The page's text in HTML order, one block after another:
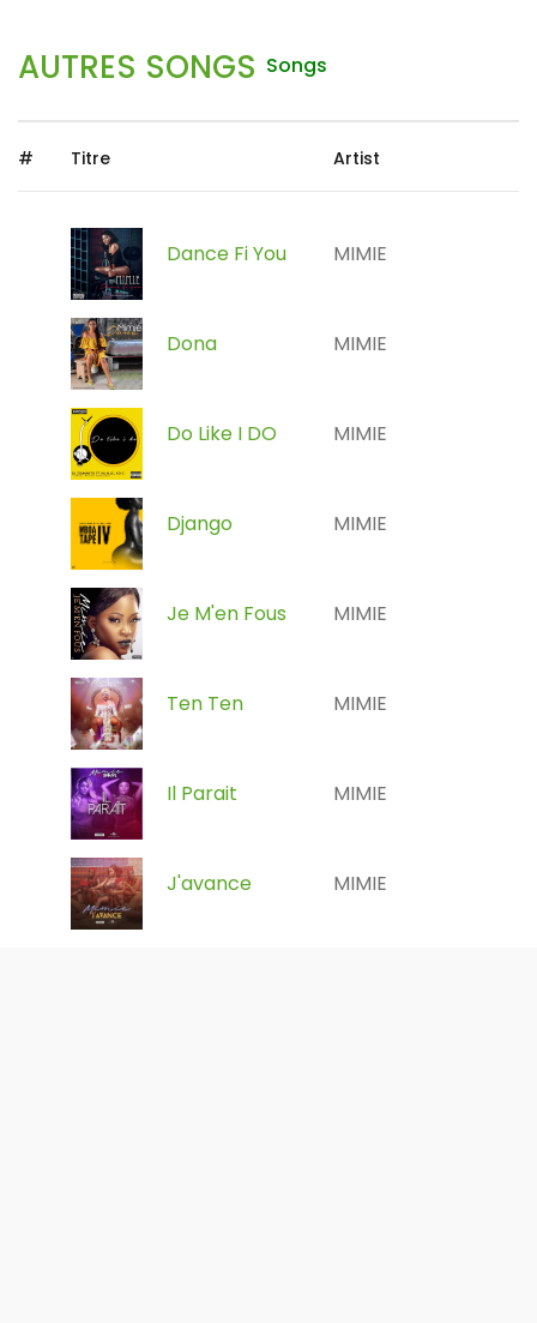
AUTRES SONGS Songs
# Titre Artist
Dance Fi You MIMIE
Dona MIMIE
Do Like I DO MIMIE
Django MIMIE
Je M'en Fous MIMIE
Ten Ten MIMIE
Il Parait MIMIE
J'avance MIMIE